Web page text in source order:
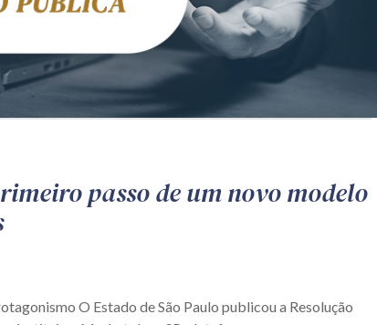
passo de um novo modelo
O Estado de São Paulo publicou a Resolução